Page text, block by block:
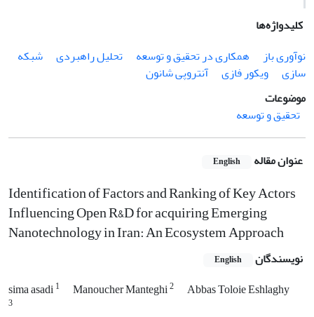
کلیدواژه‌ها
نوآوری باز
همکاری در تحقیق و توسعه تحلیل راهبردی
شبکه
سازی
ویکور فازی
آنتروپی شانون
موضوعات
تحقیق و توسعه
عنوان مقاله English
Identification of Factors and Ranking of Key Actors
Influencing Open R&D for acquiring Emerging
Nanotechnology in Iran: An Ecosystem Approach
نویسندگان English
sima asadi1 Manoucher Manteghi2 Abbas Toloie Eshlaghy
3